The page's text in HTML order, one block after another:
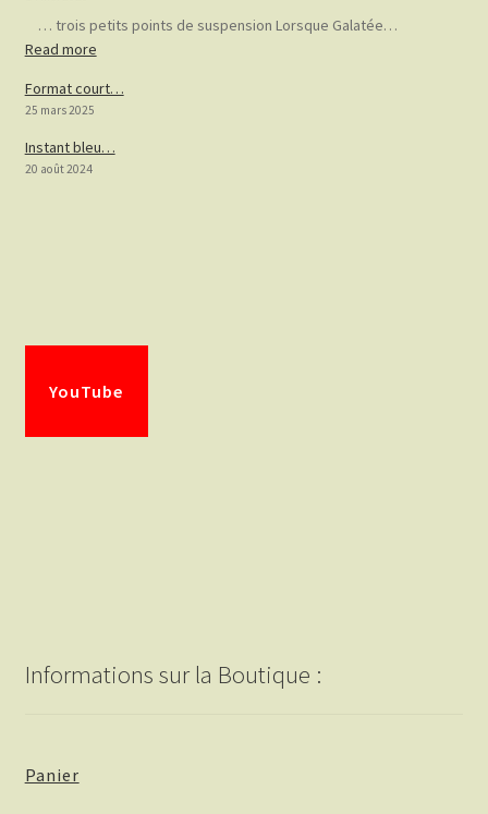
… trois petits points de suspension Lorsque Galatée…
Read more:
Format court…
25 mars 2025
Instant bleu…
20 août 2024
YouTube
Informations sur la Boutique :
Panier